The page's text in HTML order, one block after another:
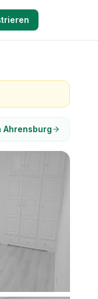
Ahrensburg